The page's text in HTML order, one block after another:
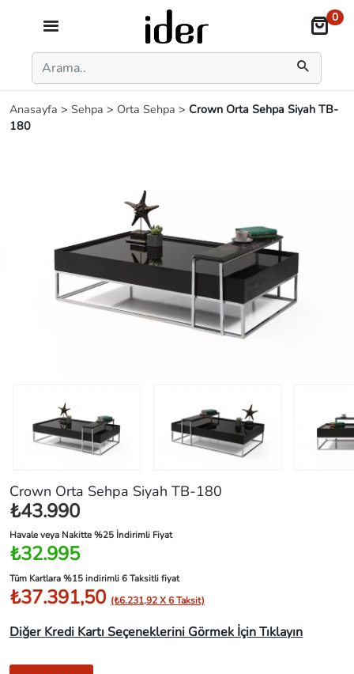
0
Anasayfa > Sehpa > Orta Sehpa > Crown Orta Sehpa Siyah TB-
180
Crown Orta Sehpa Siyah TB-180
₺43.990
Havale veya Nakitte %25 İndirimli Fiyat
₺32.995
Tüm Kartlara %15 indirimli 6 Taksitli fiyat
₺37.391,50 (₺6.231,92 X 6 Taksit)
Diğer Kredi Kartı Seçeneklerini Görmek İçin Tıklayın